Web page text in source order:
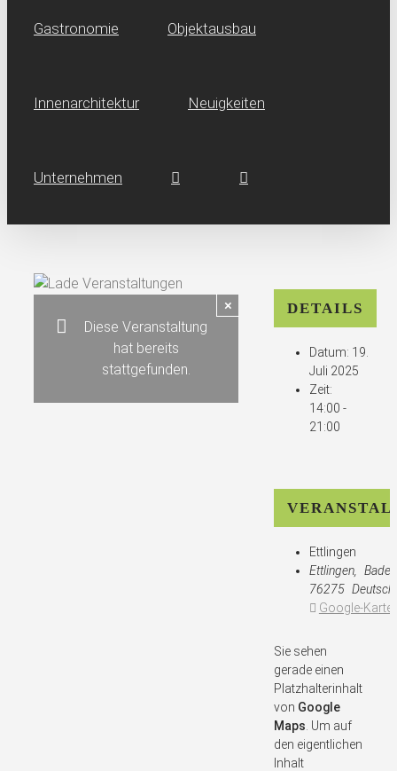
Gastronomie Objektausbau
Innen­architektur Neuig­keiten
Unternehmen
Diese Veranstaltung
hat bereits
stattgefunden.
× DETAILS
Datum: 19.
Juli 2025
Zeit:
14:00 -
21:00
Ettlingen
Ettlingen,
76275
Google-Karte
Sie sehen
gerade einen
Platzhalterinhalt
von Google
Maps . Um auf
den eigentlichen
Inhalt